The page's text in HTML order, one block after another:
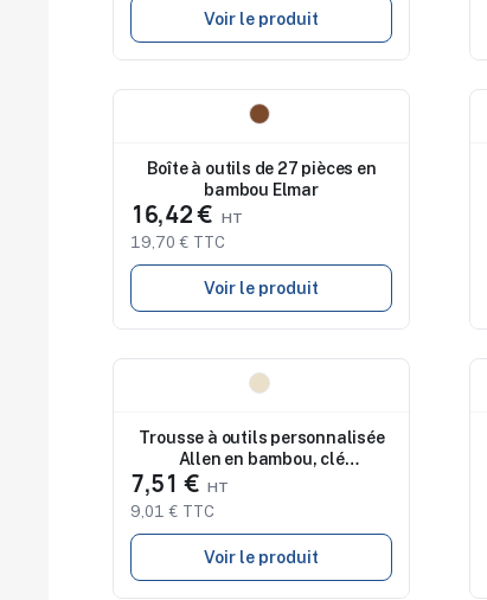
Voir le produit
Boîte à outils de 27 pièces en
bambou Elmar
16,42 €
19,70 € TTC
Voir le produit
Trousse à outils personnalisée
Allen en bambou, clé
hexagonale
7,51 €
9,01 € TTC
Voir le produit